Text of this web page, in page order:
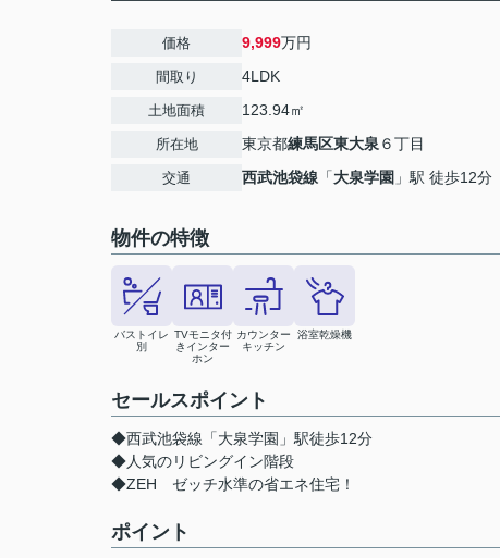
価格 9,999万円
間取り 4LDK
土地面積 123.94㎡
所在地 東京都練馬区東大泉 ６丁目
交通 西武池袋線 「大泉学園 」駅 徒歩12分
物件の特徴
バストイレ
別
TVモニタ付
きインター
ホン
カウンター
キッチン
浴室乾燥機
セールスポイント
◆西武池袋線「大泉学園」駅徒歩12分
◆人気のリビングイン階段
◆ZEH ゼッチ水準の省エネ住宅！
ポイント